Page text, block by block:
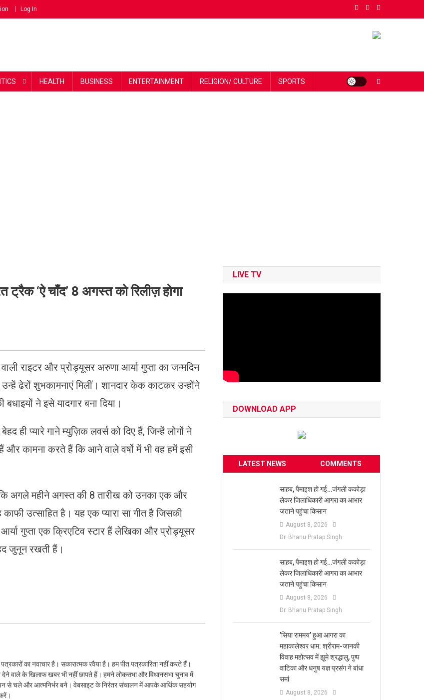
Log In
HEALTH BUSINESS ENTERTAINMENT RELIGION/ CULTURE SPORTS
ट्रैक ‘ऐ चाँद’ 8 अगस्त को रिलीज़ होगा
राइटर और प्रोड्यूसर अरुणा आर्या गुप्ता का जन्मदिन
ढेरों शुभकामनाएं मिलीं। शानदार केक काटकर उन्होंने
ने इसे यादगार बना दिया।
प्यारे गाने म्युज़िक लवर्स को दिए हैं, जिन्हें लोगों ने
कामना करते हैं कि आने वाले वर्षो में भी वह हमें इसी
अगले महीने अगस्त की 8 तारीख को उनका एक और
उत्साहित है। यह एक प्यारा सा गीत है जिसकी
गुप्ता एक क्रिएटिव स्टार हैं लेखिका और प्रोड्यूसर
जुनून रखती हैं।
का नवाचार है। सकारात्मक रवैया है। हम पीत पत्रकारिता नहीं करते हैं।
देने वाले के खिलाफ खबर भी नहीं छापते हैं। हमने लोकसभा और विधानसभा चुनाव में
से चले और आत्मनिर्भर बने। वेबसाइट के निरंतर संचालन में आपके आर्थिक सहयोग
LIVE TV
DOWNLOAD APP
LATEST NEWS COMMENTS
साहब, पैमाइश हो गई…जंगली ककोड़ा
लेकर जिलाधिकारी आगरा का आभार
जताने पहुंचा किसान
August 8, 2026
Dr. Bhanu Pratap Singh
साहब, पैमाइश हो गई…जंगली ककोड़ा
लेकर जिलाधिकारी आगरा का आभार
जताने पहुंचा किसान
August 8, 2026
Dr. Bhanu Pratap Singh
​’सिया राममय’ हुआ आगरा का
महाकालेश्वर धाम: श्रीराम-जानकी
विवाह महोत्सव में झूमे श्रद्धालु, पुष्प
वाटिका और धनुष यज्ञ प्रसंग ने बांधा
समां
August 8, 2026